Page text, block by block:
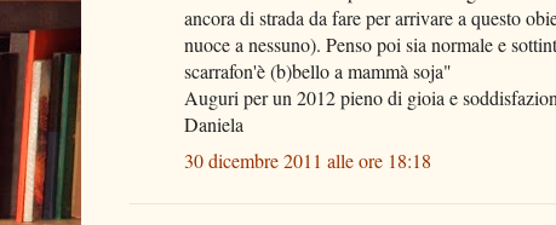
ancora di strada da fare per arrivare a questo
nuoce a nessuno). Penso poi sia normale e
scarrafon'è (b)bello a mammà soja"
Auguri per un 2012 pieno di gioia e
Daniela
30 dicembre 2011 alle ore 18:18